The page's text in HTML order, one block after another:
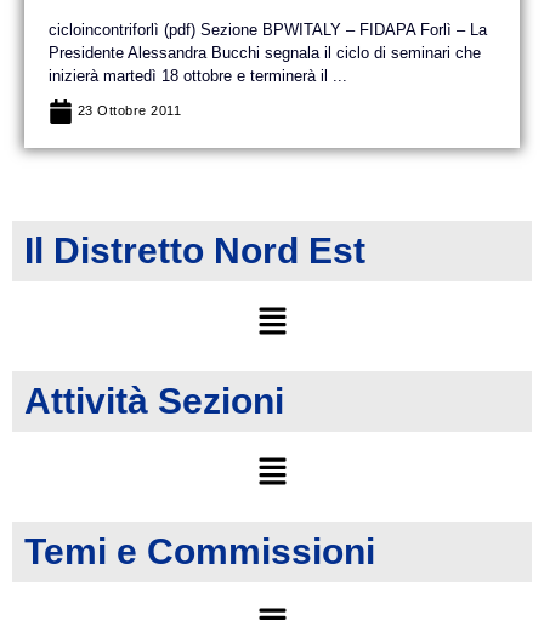
cicloincontriforlì (pdf) Sezione BPWITALY – FIDAPA Forlì – La
Presidente Alessandra Bucchi segnala il ciclo di seminari che
inizierà martedì 18 ottobre e terminerà il ...
23 Ottobre 2011
Il Distretto Nord Est
Attività Sezioni
Temi e Commissioni